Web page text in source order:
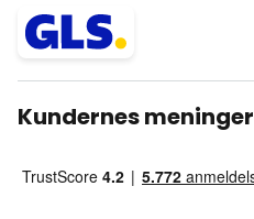
Kundernes meninger